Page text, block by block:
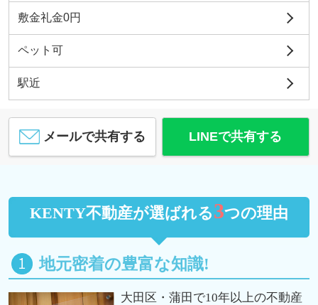
敷金礼金0円
ペット可
駅近
メールで共有する LINEで共有する
KENTY不動産が選ばれる3つの理由
地元密着の豊富な知識!
大田区・蒲田で10年以上の不動産